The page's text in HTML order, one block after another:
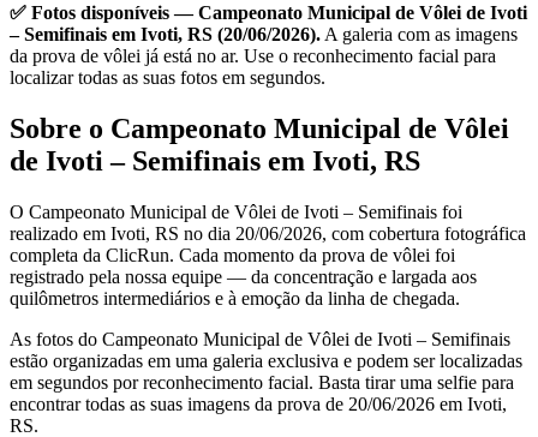
✅ Fotos disponíveis — Campeonato Municipal de Vôlei de Ivoti
– Semifinais em Ivoti, RS (20/06/2026). A galeria com as imagens
da prova de vôlei já está no ar. Use o reconhecimento facial para
localizar todas as suas fotos em segundos.
Sobre o Campeonato Municipal de Vôlei
de Ivoti – Semifinais em Ivoti, RS
O Campeonato Municipal de Vôlei de Ivoti – Semifinais foi
realizado em Ivoti, RS no dia 20/06/2026, com cobertura fotográfica
completa da ClicRun. Cada momento da prova de vôlei foi
registrado pela nossa equipe — da concentração e largada aos
quilômetros intermediários e à emoção da linha de chegada.
As fotos do Campeonato Municipal de Vôlei de Ivoti – Semifinais
estão organizadas em uma galeria exclusiva e podem ser localizadas
em segundos por reconhecimento facial. Basta tirar uma selfie para
encontrar todas as suas imagens da prova de 20/06/2026 em Ivoti,
RS.